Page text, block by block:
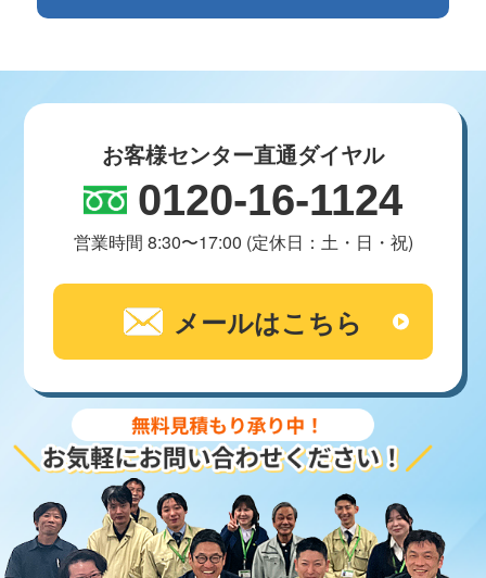
お客様センター直通ダイヤル
0120-16-1124
営業時間 8:30〜17:00 (定休日：土・日・祝)
メールはこちら